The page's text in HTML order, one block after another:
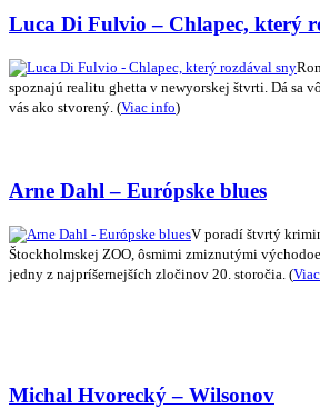
Luca Di Fulvio – Chlapec, který
spoznajú realitu ghetta v newyorskej štvrti. Dá sa
vás ako stvorený. (Viac info)
Arne Dahl – Európske blues
V poradí štvrtý
Štockholmskej ZOO, ôsmimi zmiznutými
jedny z najpríšernejších zločinov 20. storočia. (
Michal Hvorecký – Wilsonov